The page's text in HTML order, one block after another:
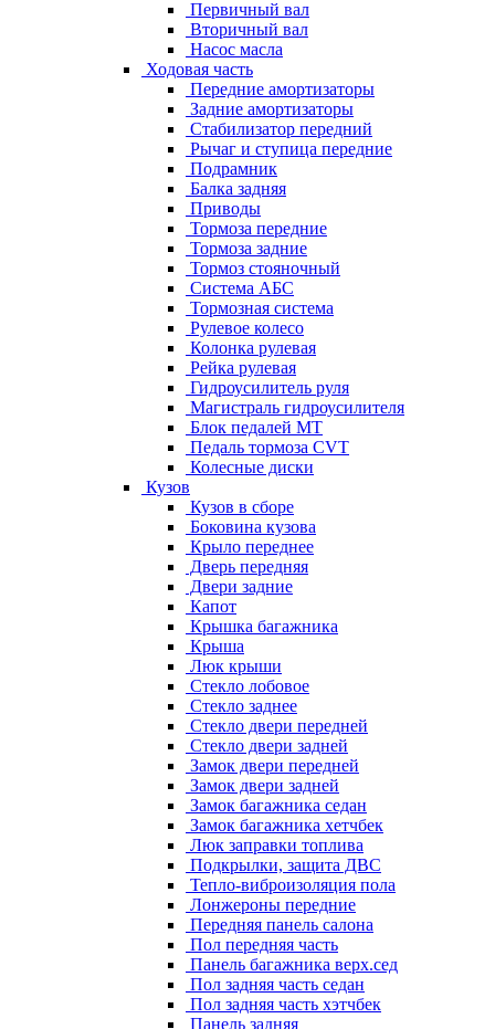
Первичный вал
Вторичный вал
Насос масла
Ходовая часть
Передние амортизаторы
Задние амортизаторы
Стабилизатор передний
Рычаг и ступица передние
Подрамник
Балка задняя
Приводы
Тормоза передние
Тормоза задние
Тормоз стояночный
Система АБС
Тормозная система
Рулевое колесо
Колонка рулевая
Рейка рулевая
Гидроусилитель руля
Магистраль гидроусилителя
Блок педалей МТ
Педаль тормоза CVT
Колесные диски
Кузов
Кузов в сборе
Боковина кузова
Крыло переднее
Дверь передняя
Двери задние
Капот
Крышка багажника
Крыша
Люк крыши
Стекло лобовое
Стекло заднее
Стекло двери передней
Стекло двери задней
Замок двери передней
Замок двери задней
Замок багажника седан
Замок багажника хетчбек
Люк заправки топлива
Подкрылки, защита ДВС
Тепло-виброизоляция пола
Лонжероны передние
Передняя панель салона
Пол передняя часть
Панель багажника верх.сед
Пол задняя часть седан
Пол задняя часть хэтчбек
Панель задняя